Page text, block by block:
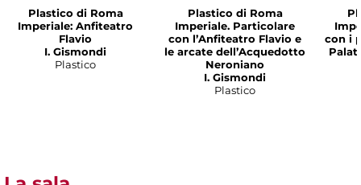
Plastico di Roma
Imperiale: Anfiteatro
Flavio
I. Gismondi
Plastico
Plastico di Roma
Imperiale. Particolare
con l’Anfiteatro Flavio e
le arcate dell’Acquedotto
Neroniano
I. Gismondi
Plastico
con i